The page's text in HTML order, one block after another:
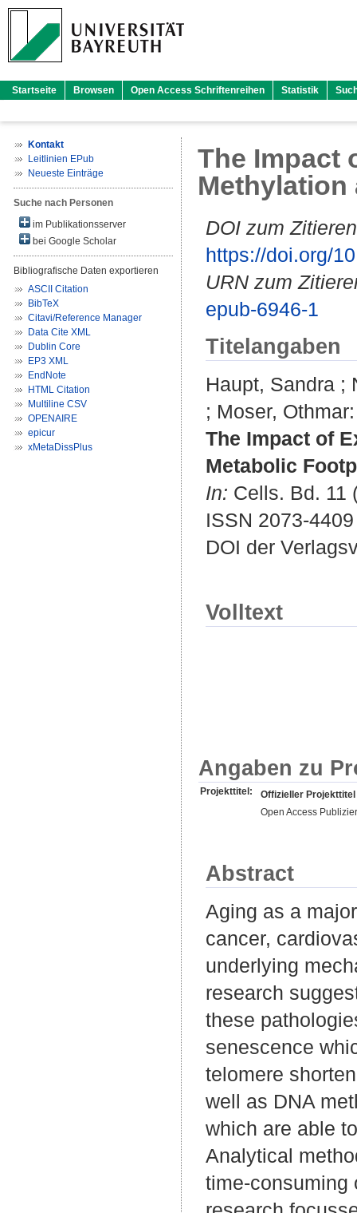
Startseite Browsen Open Access Schriftenreihen Statistik
Kontakt
Leitlinien EPub
Neueste Einträge
Suche nach Personen
im Publikationsserver
bei Google Scholar
Bibliografische Daten exportieren
ASCII Citation
BibTeX
Citavi/Reference Manager
Data Cite XML
Dublin Core
EP3 XML
EndNote
HTML Citation
Multiline CSV
OPENAIRE
epicur
xMetaDissPlus
The Impact
DOI zum
https://doi.org/
URN zum
epub-6946-1
Titelangaben
Haupt, Sandra ;
; Moser, Othmar:
The Impact of
Metabolic
In: Cells. Bd. 11
ISSN 2073-4409
DOI der
Volltext
Angaben zu
Projekttitel:
Offizieller Projekttitel
Open Access
Abstract
Aging as a
cancer,
underlying
research
these
senescence
telomere
well as DNA
which are able
Analytical
time-consuming